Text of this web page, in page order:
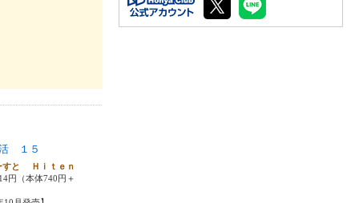
１５
すと Ｈｉｔｅｎ
円（本体740円＋